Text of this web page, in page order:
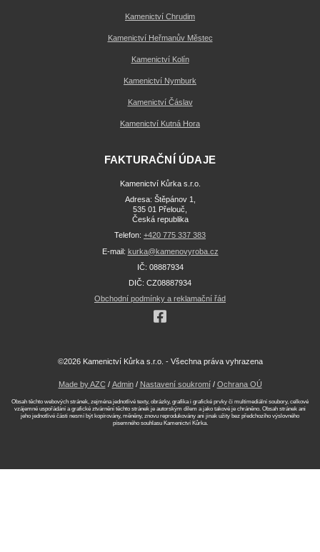
Kamenictví Chrudim
Kamenictví Heřmanův Městec
Kamenictví Kolín
Kamenictví Nymburk
Kamenictví Čáslav
Kamenictví Kutná Hora
FAKTURAČNÍ ÚDAJE
Kamenictví Kůrka s.r.o.
Adresa: Štěpánov 1,
535 01 Přelouč,
Česká republika
Telefon: +420 775 337 383
E-mail: kurka@kamenovyroba.cz
IČ: 08887934
DIČ: CZ08887934
Obchodní podmínky a reklamační řád
©2026 Kamenictví Kůrka s.r.o. - Všechna práva vyhrazena
Made by AZC/ Admin/ Nastavení soukromí/ Ochrana OÚ
Obsah těchto webových stránek, zejména jednotlivé texty, obrázky, grafika i grafické prvky či multimediální soubory, celkové
vzájemné uspořádání a grafické ztvárnění těchto stránek je autorským dílem a jako takové je chráněno. Obsah stránek ani
jeho jednotlivé části nesmí být kopírovány, měněny, znovu reprodukovány ani jinak užity bez předchozího výslovného
písemného souhlasu Kamenictví Kůrka.